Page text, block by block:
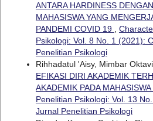
ANTARA HARDINESS
MAHASISWA YANG
PANDEMI COVID 19 ,
Psikologi: Vol. 8 No. 1 (2021):
Penelitian Psikologi
Rihhadatul 'Aisy, Mimbar
EFIKASI DIRI AKADEMIK
AKADEMIK PADA MAHASISWA
Penelitian Psikologi: Vol. 13
Jurnal Penelitian Psikologi